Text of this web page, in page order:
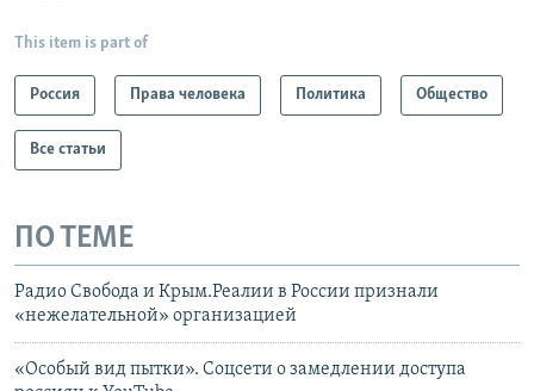
This item is part of
Россия Права человека Политика Общество
Все статьи
ПО ТЕМЕ
Радио Свобода и Крым.Реалии в России признали
«нежелательной» организацией
«Особый вид пытки». Соцсети о замедлении доступа